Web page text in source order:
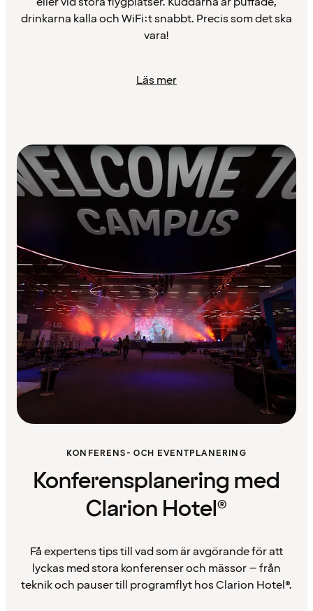
drinkarna kalla och WiFi:t snabbt. Precis som det ska
vara!
Läs mer
KONFERENS- OCH EVENTPLANERING
Konferensplanering med
Clarion Hotel®
Få expertens tips till vad som är avgörande för att
lyckas med stora konferenser och mässor – från
teknik och pauser till programflyt hos Clarion Hotel®.